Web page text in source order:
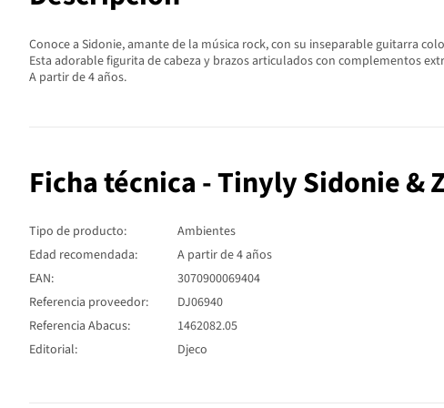
Conoce a Sidonie, amante de la música rock, con su inseparable guitarra
Esta adorable figurita de cabeza y brazos articulados con complementos
A partir de 4 años.
Ficha técnica - Tinyly Sidonie &
Tipo de producto:
Ambientes
Edad recomendada:
A partir de 4 años
EAN:
3070900069404
Referencia proveedor:
DJ06940
Referencia Abacus:
1462082.05
Editorial:
Djeco